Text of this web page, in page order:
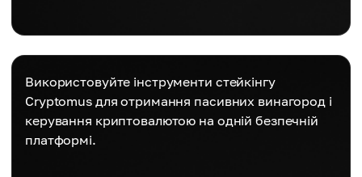
Використовуйте інструменти стейкінгу
Cryptomus для отримання пасивних винагород і
керування криптовалютою на одній безпечній
платформі.